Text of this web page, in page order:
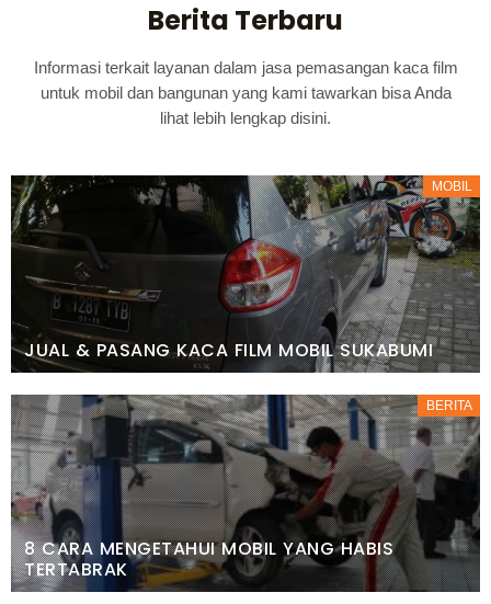
Berita Terbaru
Informasi terkait layanan dalam jasa pemasangan kaca film
untuk mobil dan bangunan yang kami tawarkan bisa Anda
lihat lebih lengkap disini.
MOBIL
JUAL & PASANG KACA FILM MOBIL SUKABUMI
BERITA
8 CARA MENGETAHUI MOBIL YANG HABIS
TERTABRAK